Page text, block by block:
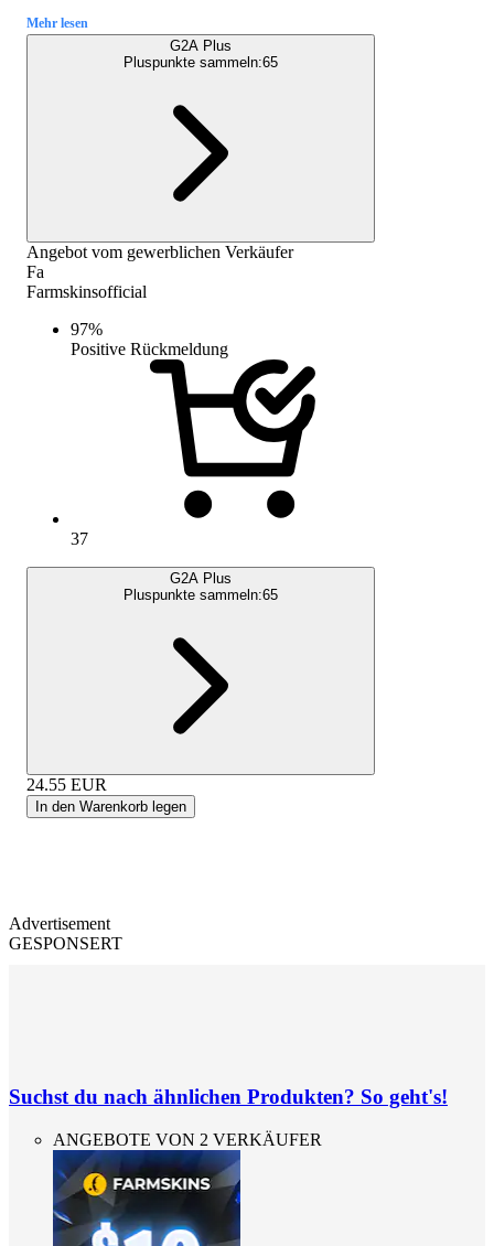
Mehr lesen
G2A Plus
Pluspunkte sammeln:65
Angebot vom gewerblichen Verkäufer
Fa
Farmskinsofficial
97%
Positive Rückmeldung
37
G2A Plus
Pluspunkte sammeln:65
24.55 EUR
In den Warenkorb legen
Advertisement
GESPONSERT
Suchst du nach ähnlichen Produkten? So geht's!
ANGEBOTE VON 2 VERKÄUFER